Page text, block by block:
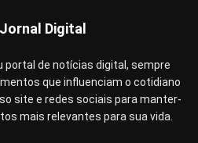
Digital
portal de notícias digital, sempre
que influenciam o cotidiano
site e redes sociais para manter-
mais relevantes para sua vida.